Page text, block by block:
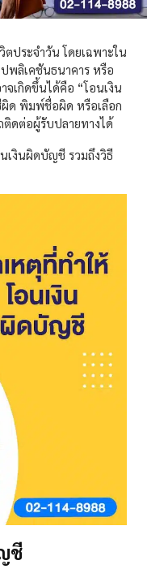
ประจำวัน โดยเฉพาะใน
พลิเคชันธนาคาร หรือ
เกิดขึ้นได้คือ “โอนเงิน
ผิด พิมพ์ชื่อผิด หรือเลือก
ดต่อผู้รับปลายทางได้
เงินผิดบัญชี รวมถึงวิธี
ชี